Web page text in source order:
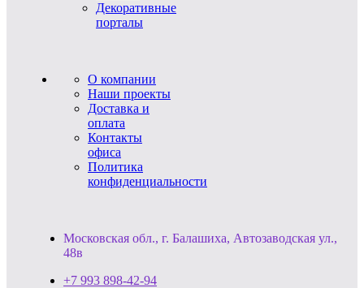
Декоративные
порталы
О компании
Наши проекты
Доставка и
оплата
Контакты
офиса
Политика
конфиденциальности
Московская обл., г. Балашиха, Автозаводская ул.,
48в
+7 993 898-42-94